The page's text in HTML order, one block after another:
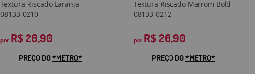
Textura Riscado Laranja
08133-0210
por R$ 26,90
PREÇO DO*METRO*
Textura Riscado Marrom Bold
08133-0212
por R$ 26,90
PREÇO DO*METRO*